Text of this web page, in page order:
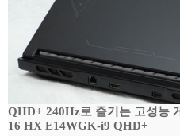
QHD+ 240Hz로 즐기는 고성능
16 HX E14WGK-i9 QHD+